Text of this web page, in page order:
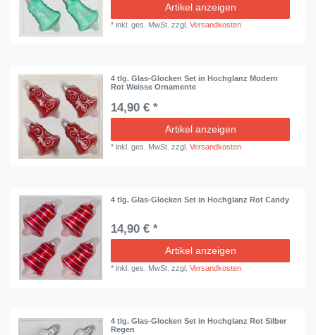
Artikel anzeigen
*inkl. ges. MwSt. zzgl.Versandkosten
4 tlg. Glas-Glocken Set in Hochglanz Modern
Rot Weisse Ornamente
14,90 € *
Artikel anzeigen
*inkl. ges. MwSt. zzgl.Versandkosten
4 tlg. Glas-Glocken Set in Hochglanz Rot Candy
14,90 € *
Artikel anzeigen
*inkl. ges. MwSt. zzgl.Versandkosten
4 tlg. Glas-Glocken Set in Hochglanz Rot Silber
Regen